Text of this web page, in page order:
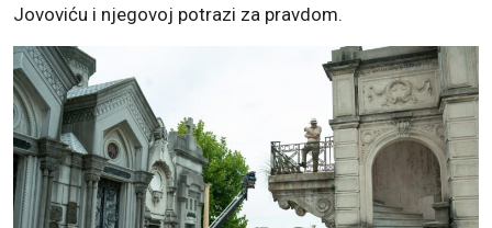
Jovoviću i njegovoj potrazi za pravdom.